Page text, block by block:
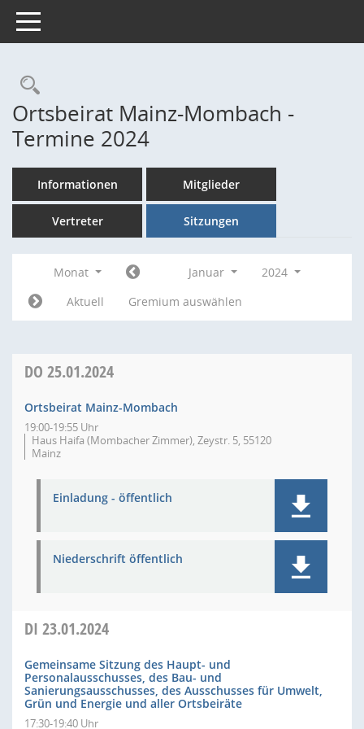
Toggle navigation
Rechercheauswahl
Ortsbeirat Mainz-Mombach -
Termine 2024
Informationen Mitglieder
Vertreter Sitzungen
Monat Januar
2024
Aktuell
Gremium auswählen
DO 25.01.2024
Ortsbeirat Mainz-Mombach
19:00-19:55 Uhr
Haus Haifa (Mombacher Zimmer), Zeystr. 5, 55120
Mainz
Einladung - öffentlich
Niederschrift öffentlich
DI 23.01.2024
Gemeinsame Sitzung des Haupt- und
Personalausschusses, des Bau- und
Sanierungsausschusses, des Ausschusses für Umwelt,
Grün und Energie und aller Ortsbeiräte
17:30-19:40 Uhr